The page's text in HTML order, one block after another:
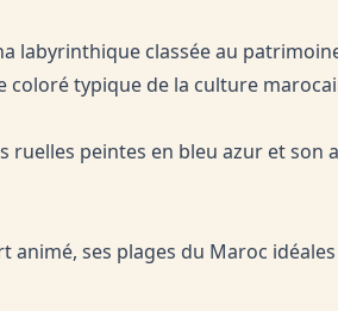
labyrinthique classée au patrimoine
coloré typique de la culture
ruelles peintes en bleu azur et son
animé, ses plages du Maroc